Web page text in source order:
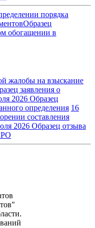
порядка
Образец
обогащении в
жалобы на взыскание
заявления о
2026 Образец
определения 16
составления
2026 Образец отзыва